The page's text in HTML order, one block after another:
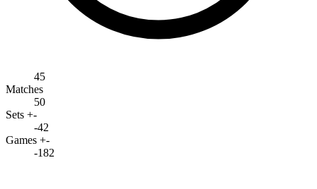
45
Matches
50
Sets +-
-42
Games +-
-182